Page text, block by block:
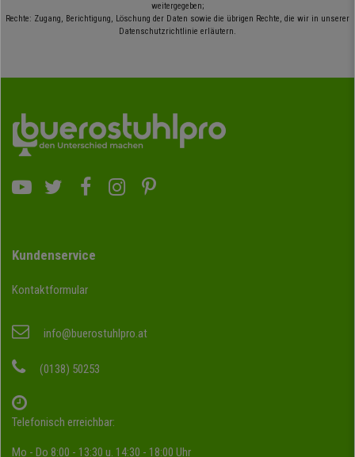
weitergegeben;
Rechte: Zugang, Berichtigung, Löschung der Daten sowie die übrigen Rechte, die wir in unserer
Datenschutzrichtlinie erläutern.
Kundenservice
Kontaktformular
info@buerostuhlpro.at
(0138) 50253
Telefonisch erreichbar:
Mo - Do 8:00 - 13:30 u. 14:30 - 18:00 Uhr